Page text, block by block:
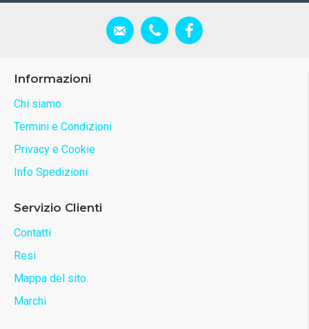
Informazioni
Chi siamo
Termini e Condizioni
Privacy e Cookie
Info Spedizioni
Servizio Clienti
Contatti
Resi
Mappa del sito
Marchi